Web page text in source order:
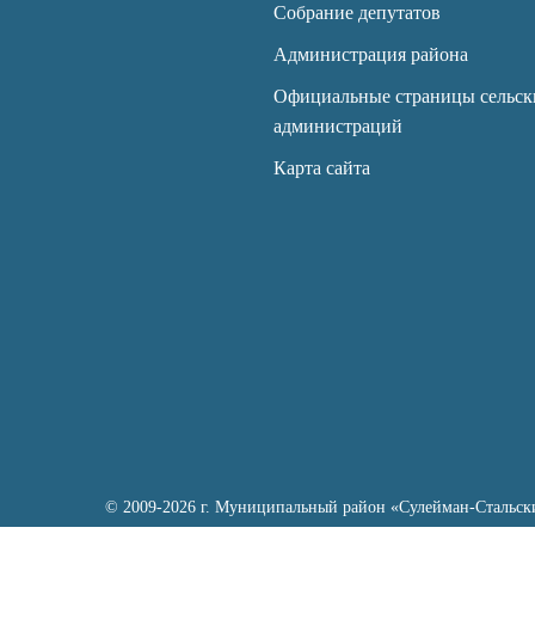
Собрание депутатов
Администрация района
Официальные страницы
администраций
Карта сайта
© 2009-2026 г. Муниципальный район «Сулейман-